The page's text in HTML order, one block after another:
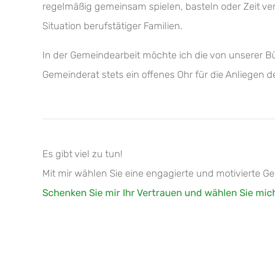
regelmäßig gemeinsam spielen, basteln oder Zeit
Situation berufstätiger Familien.
In der Gemeindearbeit möchte ich die von unserer
Gemeinderat stets ein offenes Ohr für die Anliegen
Es gibt viel zu tun!
Mit mir wählen Sie eine engagierte und motivierte
Schenken Sie mir Ihr Vertrauen und wählen Sie